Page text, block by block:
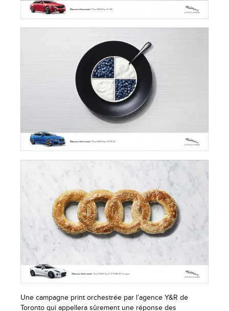
Une campagne print orchestrée par l’agence Y&R de
Toronto qui appellera sûrement une réponse des